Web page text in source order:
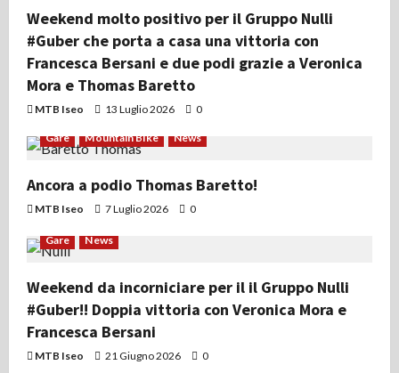
Weekend molto positivo per il Gruppo Nulli
#Guber che porta a casa una vittoria con
Francesca Bersani e due podi grazie a Veronica
Mora e Thomas Baretto
MTB Iseo 13 Luglio 2026 0
Gare Mountain Bike News
Ancora a podio Thomas Baretto!
MTB Iseo 7 Luglio 2026 0
Gare News
Weekend da incorniciare per il il Gruppo Nulli
#Guber!! Doppia vittoria con Veronica Mora e
Francesca Bersani
MTB Iseo 21 Giugno 2026 0